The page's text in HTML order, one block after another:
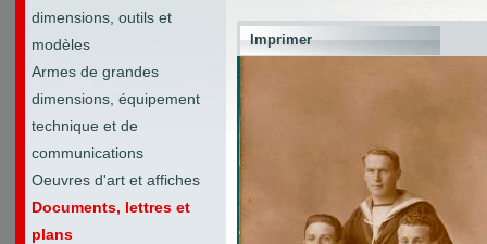
dimensions, outils et
modèles
Armes de grandes
dimensions, équipement
technique et de
communications
Oeuvres d'art et affiches
Documents, lettres et
plans
Imprimer